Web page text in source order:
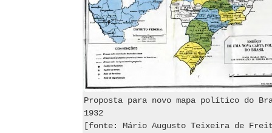
Proposta para novo mapa político do
1932
[fonte: Mário Augusto Teixeira de